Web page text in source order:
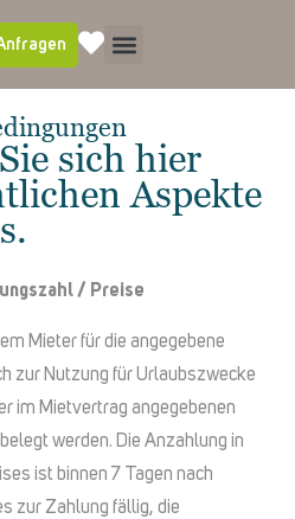
sich hier
Aspekte
/ Preise
Mieter für die angegebene
zur Nutzung für Urlaubszwecke
im Mietvertrag angegebenen
werden. Die Anzahlung in
ist binnen 7 Tagen nach
zur Zahlung fällig, die